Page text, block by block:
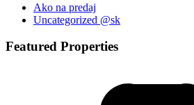
Ako na predaj
Uncategorized @sk
Featured Properties